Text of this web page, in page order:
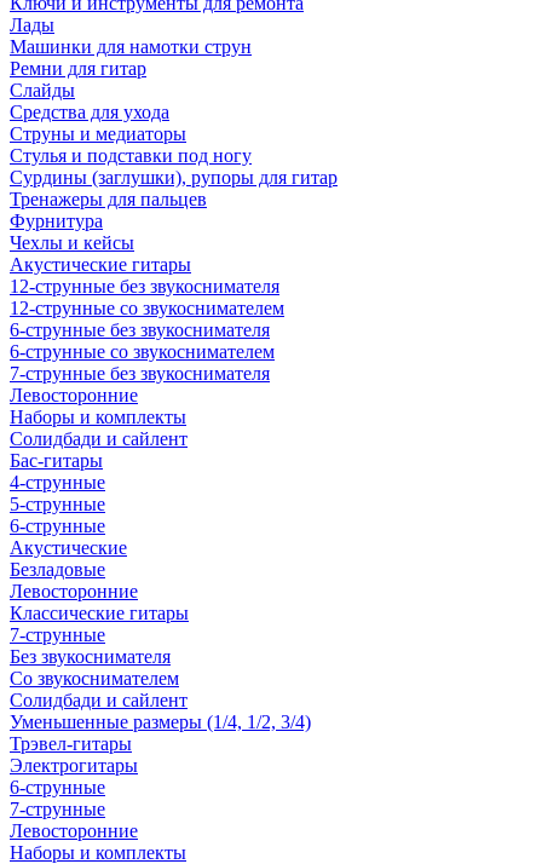
Лады
Машинки для намотки струн
Ремни для гитар
Слайды
Средства для ухода
Струны и медиаторы
Стулья и подставки под ногу
Сурдины (заглушки), рупоры для гитар
Тренажеры для пальцев
Фурнитура
Чехлы и кейсы
Акустические гитары
12-струнные без звукоснимателя
12-струнные со звукоснимателем
6-струнные без звукоснимателя
6-струнные со звукоснимателем
7-струнные без звукоснимателя
Левосторонние
Наборы и комплекты
Солидбади и сайлент
Бас-гитары
4-струнные
5-струнные
6-струнные
Акустические
Безладовые
Левосторонние
Классические гитары
7-струнные
Без звукоснимателя
Со звукоснимателем
Солидбади и сайлент
Уменьшенные размеры (1/4, 1/2, 3/4)
Трэвел-гитары
Электрогитары
6-струнные
7-струнные
Левосторонние
Наборы и комплекты